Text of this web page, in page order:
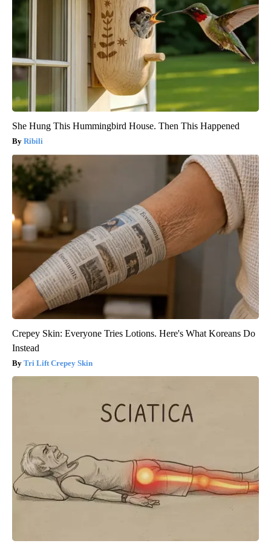
She Hung This Hummingbird House. Then This Happened
Ribili
Crepey Skin: Everyone Tries Lotions. Here's What Koreans Do
Instead
Tri Lift Crepey Skin